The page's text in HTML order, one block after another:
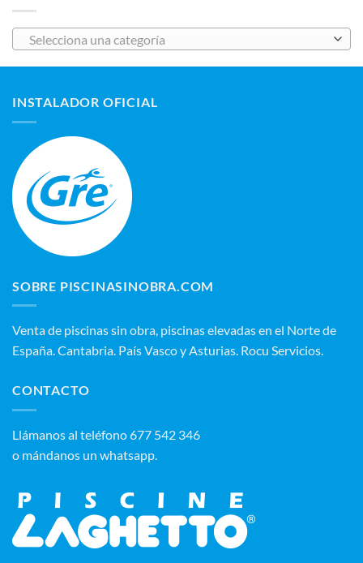
Selecciona una categoría
INSTALADOR OFICIAL
SOBRE PISCINASINOBRA.COM
Venta de piscinas sin obra, piscinas elevadas en el Norte de
España. Cantabria. País Vasco y Asturias. Rocu Servicios.
CONTACTO
‭Llámanos al teléfono 677 542 346‬
o mándanos un whatsapp.